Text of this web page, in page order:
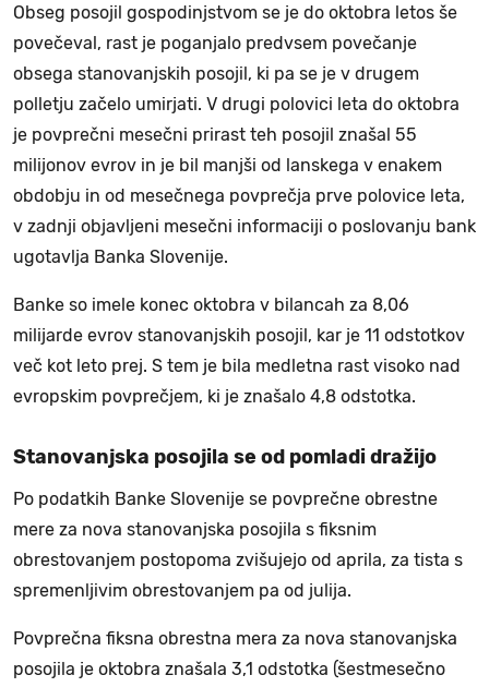
Obseg posojil gospodinjstvom se je do oktobra letos še
povečeval, rast je poganjalo predvsem povečanje
obsega stanovanjskih posojil, ki pa se je v drugem
polletju začelo umirjati. V drugi polovici leta do oktobra
je povprečni mesečni prirast teh posojil znašal 55
milijonov evrov in je bil manjši od lanskega v enakem
obdobju in od mesečnega povprečja prve polovice leta,
v zadnji objavljeni mesečni informaciji o poslovanju bank
ugotavlja Banka Slovenije.
Banke so imele konec oktobra v bilancah za 8,06
milijarde evrov stanovanjskih posojil, kar je 11 odstotkov
več kot leto prej. S tem je bila medletna rast visoko nad
evropskim povprečjem, ki je znašalo 4,8 odstotka.
Stanovanjska posojila se od pomladi dražijo
Po podatkih Banke Slovenije se povprečne obrestne
mere za nova stanovanjska posojila s fiksnim
obrestovanjem postopoma zvišujejo od aprila, za tista s
spremenljivim obrestovanjem pa od julija.
Povprečna fiksna obrestna mera za nova stanovanjska
posojila je oktobra znašala 3,1 odstotka (šestmesečno